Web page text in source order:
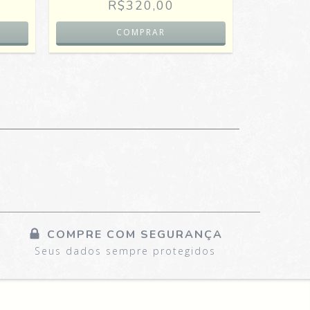
R$320,00
COMPRE COM SEGURANÇA
Seus dados sempre protegidos